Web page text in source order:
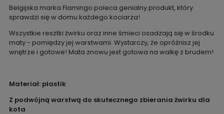
Belgijska marka Flamingo poleca genialny produkt, który
sprawdzi się w domu każdego kociarza!
Wszystkie resztki żwirku oraz inne śmieci osadzają się w środku
maty - pomiędzy jej warstwami. Wystarczy, że opróżnisz jej
wnętrze i gotowe! Mata znowu jest gotowa na walkę z brudem!
Materiał: plastik
Z podwójną warstwą do skutecznego zbierania żwirku dla
kota